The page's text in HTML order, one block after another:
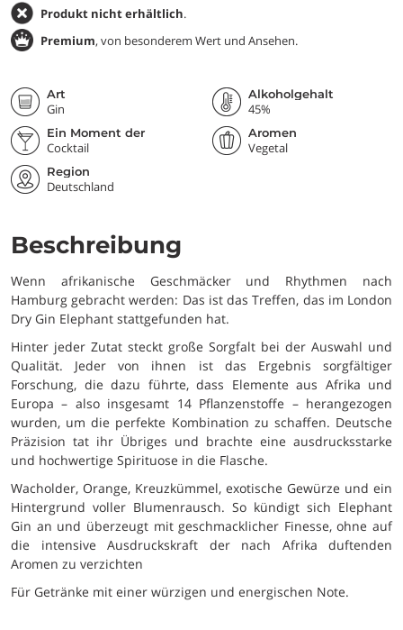
Produkt nicht erhältlich.
Premium, von besonderem Wert und Ansehen.
Art
Gin
Alkoholgehalt
45%
Ein Moment der
Degustation
Cocktail
Aromen
Vegetal
Region
Deutschland
Beschreibung
Wenn afrikanische Geschmäcker und Rhythmen nach
Hamburg gebracht werden: Das ist das Treffen, das im London
Dry Gin Elephant stattgefunden hat.
Hinter jeder Zutat steckt große Sorgfalt bei der Auswahl und
Qualität. Jeder von ihnen ist das Ergebnis sorgfältiger
Forschung, die dazu führte, dass Elemente aus Afrika und
Europa – also insgesamt 14 Pflanzenstoffe – herangezogen
wurden, um die perfekte Kombination zu schaffen. Deutsche
Präzision tat ihr Übriges und brachte eine ausdrucksstarke
und hochwertige Spirituose in die Flasche.
Wacholder, Orange, Kreuzkümmel, exotische Gewürze und ein
Hintergrund voller Blumenrausch. So kündigt sich Elephant
Gin an und überzeugt mit geschmacklicher Finesse, ohne auf
die intensive Ausdruckskraft der nach Afrika duftenden
Aromen zu verzichten
Für Getränke mit einer würzigen und energischen Note.